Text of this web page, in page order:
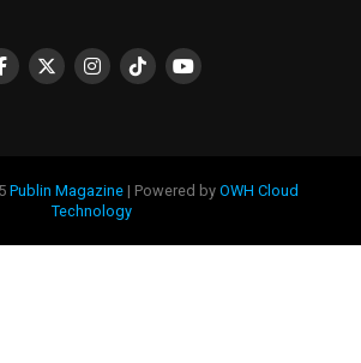
Publin Magazine | Powered byOWH Cloud
Technology